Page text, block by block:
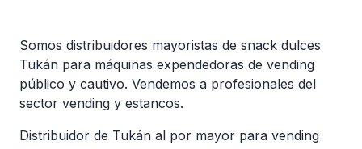
Somos distribuidores mayoristas de snack dulces
Tukán para máquinas expendedoras de vending
público y cautivo. Vendemos a profesionales del
sector vending y estancos.
Distribuidor de Tukán al por mayor para vending